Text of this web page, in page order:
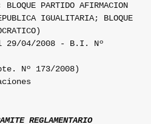
BLOQUE PARTIDO AFIRMACION
IGUALITARIA; BLOQUE
29/04/2008 - B.I. Nº
Nº 173/2008)
REGLAMENTARIO